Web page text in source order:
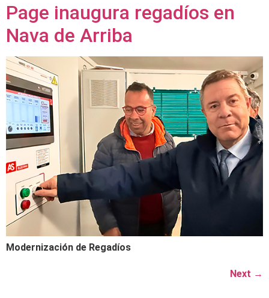
Page inaugura regadíos en
Nava de Arriba
Modernización de Regadíos
Next →